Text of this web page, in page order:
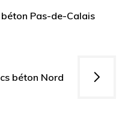
Pas-de-Calais
béton Nord